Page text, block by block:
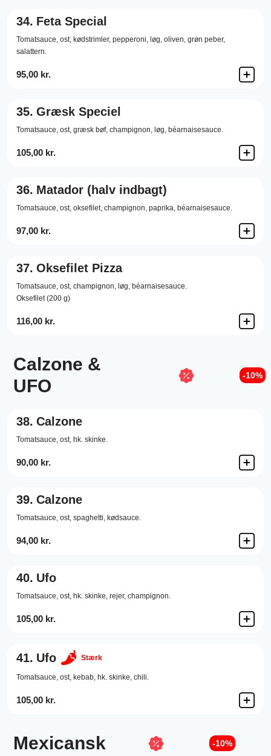
34. Feta Special
Tomatsauce, ost, kødstrimler, pepperoni, løg, oliven, grøn peber,
salattern.
95,00 kr.
35. Græsk Speciel
Tomatsauce, ost, græsk bøf, champignon, løg, béarnaisesauce.
105,00 kr.
36. Matador (halv indbagt)
Tomatsauce, ost, oksefilet, champignon, paprika, béarnaisesauce.
97,00 kr.
37. Oksefilet Pizza
Tomatsauce, ost, champignon, løg, béarnaisesauce.
Oksefilet (200 g)
116,00 kr.
Calzone &
UFO
-10%
38. Calzone
Tomatsauce, ost, hk. skinke.
90,00 kr.
39. Calzone
Tomatsauce, ost, spaghetti, kødsauce.
94,00 kr.
40. Ufo
Tomatsauce, ost, hk. skinke, rejer, champignon.
105,00 kr.
41. Ufo Stærk
Tomatsauce, ost, kebab, hk. skinke, chili.
105,00 kr.
Mexicansk -10%